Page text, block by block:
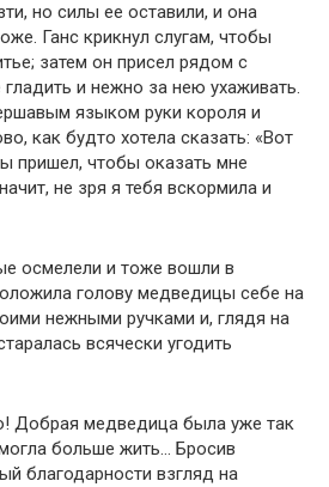
но силы ее оставили, и она
Ганс крикнул слугам, чтобы
затем он присел рядом с
и нежно за нею ухаживать.
языком руки короля и
как будто хотела сказать: «Вот
пришел, чтобы оказать мне
не зря я тебя вскормила и
осмелели и тоже вошли в
голову медведицы себе на
нежными ручками и, глядя на
всячески угодить
Добрая медведица была уже так
больше жить… Бросив
благодарности взгляд на